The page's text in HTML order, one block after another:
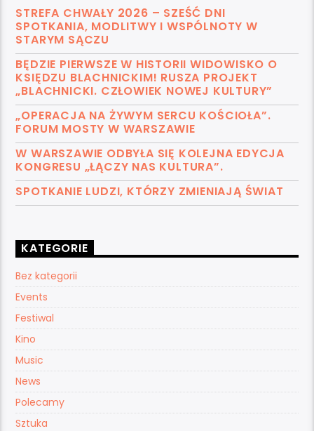
STREFA CHWAŁY 2026 – SZEŚĆ DNI
SPOTKANIA, MODLITWY I WSPÓLNOTY W
STARYM SĄCZU
BĘDZIE PIERWSZE W HISTORII WIDOWISKO O
KSIĘDZU BLACHNICKIM! RUSZA PROJEKT
„BLACHNICKI. CZŁOWIEK NOWEJ KULTURY”
„OPERACJA NA ŻYWYM SERCU KOŚCIOŁA”.
FORUM MOSTY W WARSZAWIE
W WARSZAWIE ODBYŁA SIĘ KOLEJNA EDYCJA
KONGRESU „ŁĄCZY NAS KULTURA”.
SPOTKANIE LUDZI, KTÓRZY ZMIENIAJĄ ŚWIAT
KATEGORIE
Bez kategorii
Events
Festiwal
Kino
Music
News
Polecamy
Sztuka